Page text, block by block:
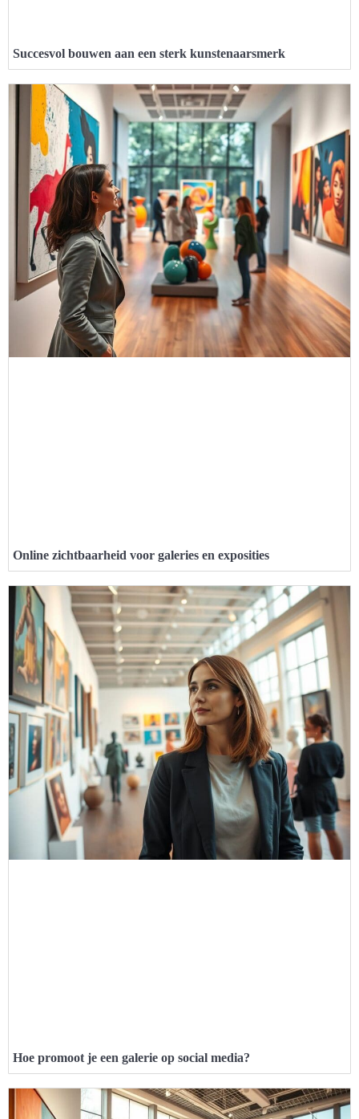
Succesvol bouwen aan een sterk kunstenaarsmerk
Online zichtbaarheid voor galeries en exposities
Hoe promoot je een galerie op social media?